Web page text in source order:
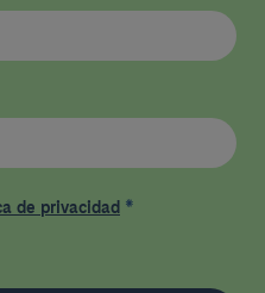
de privacidad *